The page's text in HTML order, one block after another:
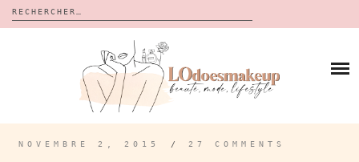
Rechercher :
CALENDRIERS DE L’AVENT
BON PLAN
À PROPOS
NOVEMBRE 2, 2015 / 27 COMMENTS